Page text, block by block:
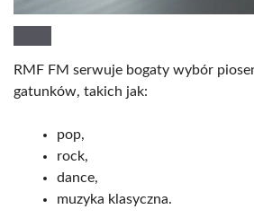
RMF FM serwuje bogaty wybór
gatunków, takich jak:
pop,
rock,
dance,
muzyka klasyczna.